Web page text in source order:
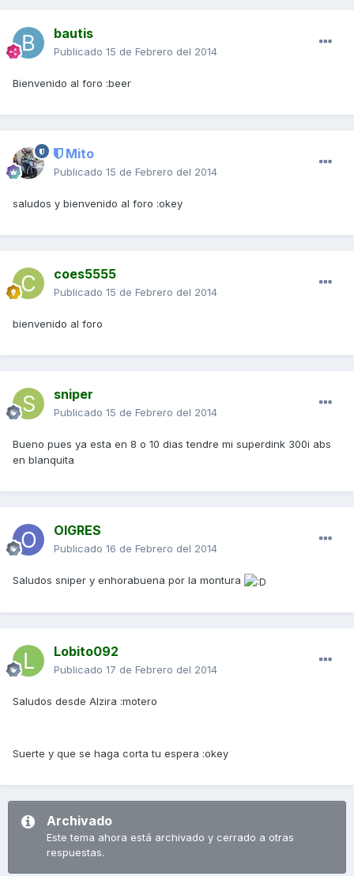
bautis
Publicado 15 de Febrero del 2014
Bienvenido al foro :beer
Mito
Publicado 15 de Febrero del 2014
saludos y bienvenido al foro :okey
coes5555
Publicado 15 de Febrero del 2014
bienvenido al foro
sniper
Publicado 15 de Febrero del 2014
Bueno pues ya esta en 8 o 10 dias tendre mi superdink 300i abs
en blanquita
OIGRES
Publicado 16 de Febrero del 2014
Saludos sniper y enhorabuena por la montura
Lobito092
Publicado 17 de Febrero del 2014
Saludos desde Alzira :motero
Suerte y que se haga corta tu espera :okey
Archivado
Este tema ahora está archivado y cerrado a otras
respuestas.